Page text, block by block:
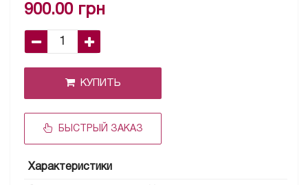
900.00 грн
КУПИТЬ
БЫСТРЫЙ ЗАКАЗ
Характеристики